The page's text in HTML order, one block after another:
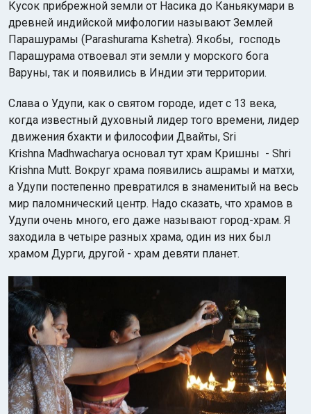
Кусок прибрежной земли от Насика до Каньякумари в
древней индийской мифологии называют Землей
Парашурамы (Parashurama Kshetra). Якобы, господь
Парашурама отвоевал эти земли у морского бога
Варуны, так и появились в Индии эти территории.
Слава о Удупи, как о святом городе, идет с 13 века,
когда известный духовный лидер того времени, лидер
движения бхакти и философии Двайты, Sri
Krishna Madhwacharya основал тут храм Кришны - Shri
Krishna Mutt. Вокруг храма появились ашрамы и матхи,
а Удупи постепенно превратился в знаменитый на весь
мир паломнический центр. Надо сказать, что храмов в
Удупи очень много, его даже называют город-храм. Я
заходила в четыре разных храма, один из них был
храмом Дурги, другой - храм девяти планет.